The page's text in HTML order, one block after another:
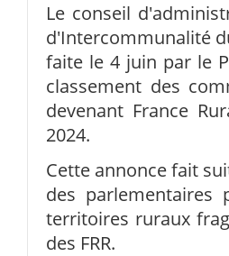
Le conseil
d'Intercommunalité
faite le 4 juin par le
classement des
devenant France
2024.
Cette annonce fait
des
territoires ruraux
des FRR.